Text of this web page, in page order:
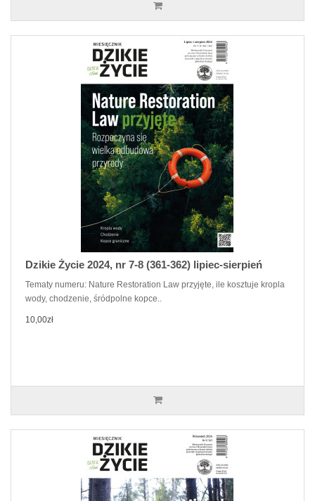
Dzikie Życie 2024, nr 7-8 (361-362) lipiec-sierpień
Tematy numeru: Nature Restoration Law przyjęte, ile kosztuje kropla
wody, chodzenie, śródpolne kopce..
10,00zł